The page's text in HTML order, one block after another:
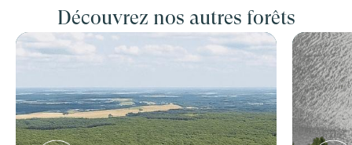
Découvrez nos autres forêts